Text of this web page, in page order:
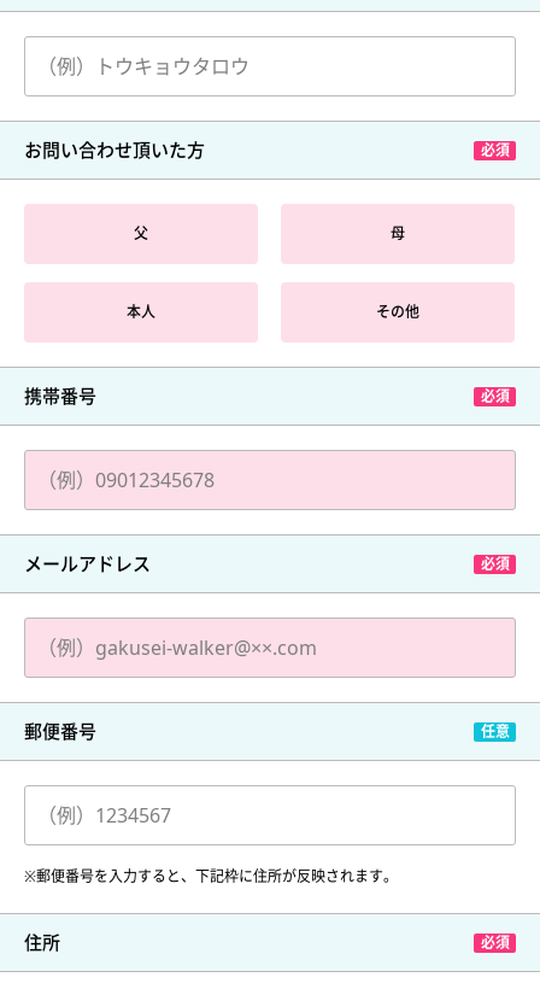
お問い合わせ頂いた方
父 母
本人 その他
携帯番号
メールアドレス
郵便番号
※郵便番号を入力すると、下記枠に住所が反映されます。
住所